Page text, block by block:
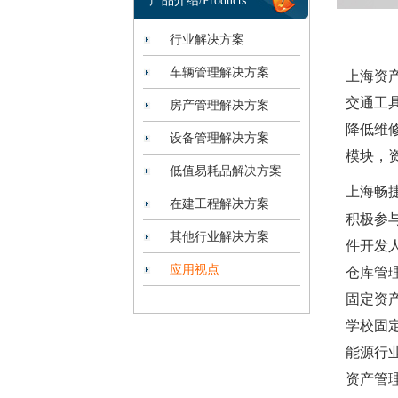
行业解决方案
车辆管理解决方案
房产管理解决方案
设备管理解决方案
低值易耗品解决方案
在建工程解决方案
其他行业解决方案
应用视点
上海
交通工
降低维
模块，
上海畅
积极参
件开发
仓库管
固定资
学校固
能源行
资产管